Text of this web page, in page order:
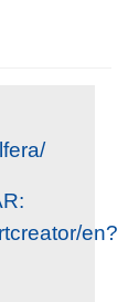
en?